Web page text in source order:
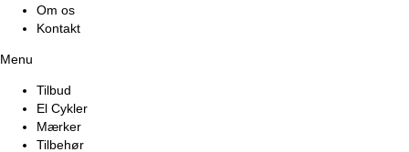
Om os
Kontakt
Menu
Tilbud
El Cykler
Mærker
Tilbehør